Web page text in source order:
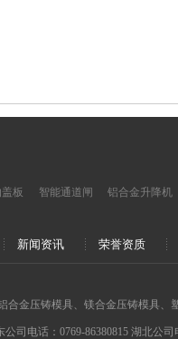
板 智能通道闸 铝合金升降机
新闻资讯 荣誉资质
合金压铸模具、镁合金压铸模具、
公司电话：0769-86380815 湖北公